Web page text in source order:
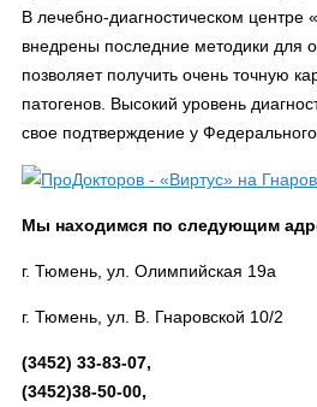
В лечебно-диагностическом центре
внедрены последние методики для
позволяет получить очень точную
патогенов. Высокий уровень
свое подтверждение у Федерального
Мы находимся по следующим
г. Тюмень, ул. Олимпийская 19а
г. Тюмень, ул. В. Гнаровской 10/2
(3452) 33-83-07,
(3452)38-50-00,